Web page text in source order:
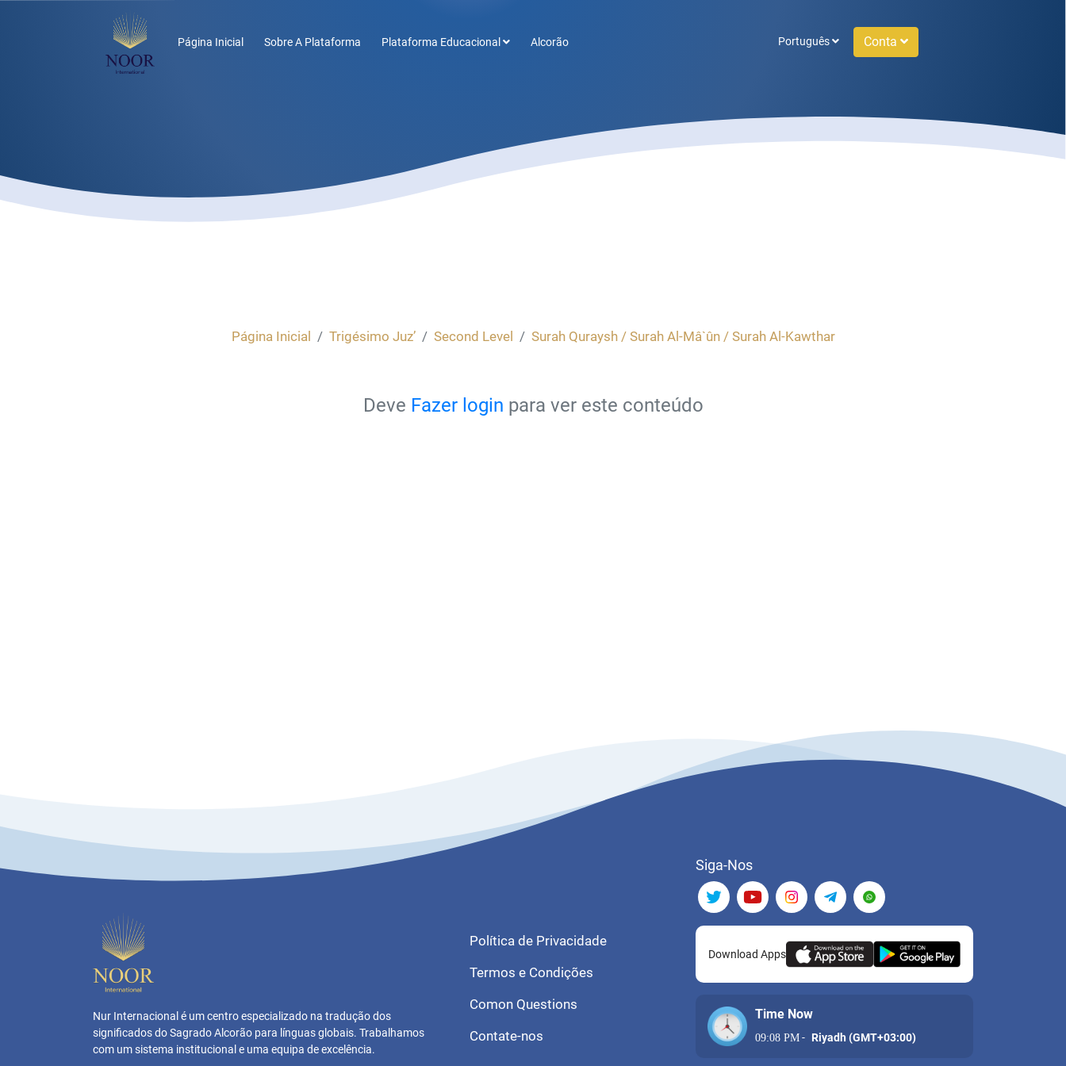
Página Inicial Sobre A Plataforma Plataforma Educacional Alcorão Português Conta
Página Inicial Trigésimo Juz’ Second Level Surah Quraysh / Surah Al-Mâ`ûn / Surah Al-Kawthar
Deve Fazer login para ver este conteúdo
Nur Internacional é um centro especializado na tradução dos
significados do Sagrado Alcorão para línguas globais. Trabalhamos
com um sistema institucional e uma equipa de excelência.
Política de Privacidade
Termos e Condições
Comon Questions
Contate-nos
Siga-Nos
Download Apps
Time Now
09:08 PM - Riyadh (GMT+03:00)